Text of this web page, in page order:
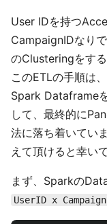
User IDを持つ
CampaignIDなり
のClusteringをする
このETLの手順は
Spark Dataframe
して、最終的に
法に落ち着いてい
えて頂けると幸い
まず、Sparkの
UserID x